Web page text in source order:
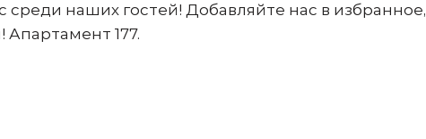
наших гостей! Добавляйте нас в избранное,
177.